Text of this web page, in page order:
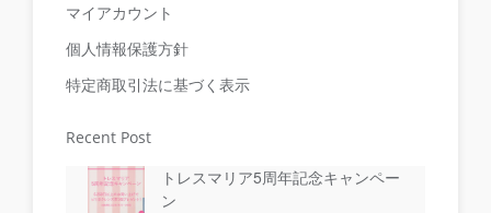
マイアカウント
個人情報保護方針
特定商取引法に基づく表示
Recent Post
トレスマリア5周年記念キャンペー
ン